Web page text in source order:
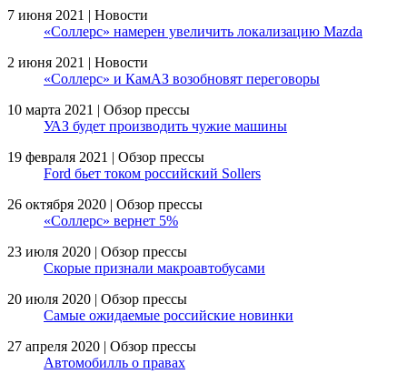
7 июня 2021 | Новости
«Соллерс» намерен увеличить локализацию Mazda
2 июня 2021 | Новости
«Соллерс» и КамАЗ возобновят переговоры
10 марта 2021 | Обзор прессы
УАЗ будет производить чужие машины
19 февраля 2021 | Обзор прессы
Ford бьет током российский Sollers
26 октября 2020 | Обзор прессы
«Соллерс» вернет 5%
23 июля 2020 | Обзор прессы
Скорые признали макроавтобусами
20 июля 2020 | Обзор прессы
Самые ожидаемые российские новинки
27 апреля 2020 | Обзор прессы
Автомобилль о правах